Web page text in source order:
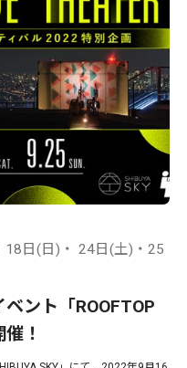
日(日)・ 24日(土)・25
ント「ROOFTOP
！